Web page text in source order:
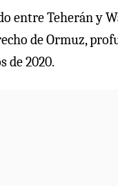
entre Teherán y
de Ormuz,
de 2020.